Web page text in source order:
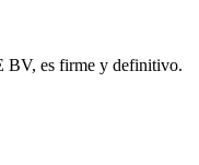
BV, es firme y definitivo.